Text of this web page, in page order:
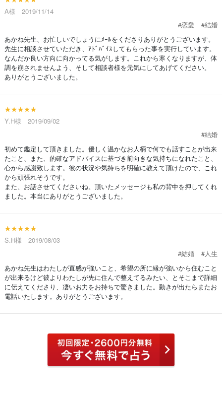
A様 2019/11/14
#恋愛
#結婚
あかね先生、お忙しいでしょうにﾒｰﾙをくださりありがとうございます。
先生に相談させていただき、ｱﾄﾞﾊﾞｲｽしてもらった事を実行しています。
なんだか良い方向に向かってる気がします。これから寒くなりますが、体
調を崩されませんよう、そして相談者様を元気にしてあげてください。
ありがとうございました。
★★★★★
Y.H様 2019/09/02
#結婚
初めて鑑定して頂きました。優しく温かなお人柄で何でも話すことが出来
たこと、また、的確なアドバイスに基づき前向きな気持ちになれたこと、
心から感謝致します。彼の状況や気持ちを明確に教えて頂けたので、これ
から頑張れそうです。
また、お話させてくださいね。頂いたメッセージも私の背中を押してくれ
ました。本当にありがとうございました。
★★★★★
S.H様 2019/08/03
#結婚
#人生
あかね先生はわたしが直感が強いこと、希望の所に縁が強いから住むこと
が出来るけど彼よりわたしが先に住んで整えてるみたい、とそこまで詳細
に伝えてくださり、凄いお力をお持ちで驚きました。動きが出たらまたお
電話いたします。ありがとうございます。